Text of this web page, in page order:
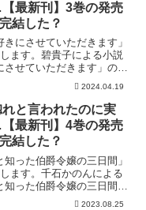
最新刊】3巻の発売
結した？
にさせていただきます」
ます。碧貴子による小説
させていただきます」の最
れるのなら、最...2024.04.19
と言われたのに実
最新刊】4巻の発売
結した？
った伯爵令嬢の三日間」
ます。千石かのんによる
った伯爵令嬢の三日間」
と言われたのに...2023.08.25